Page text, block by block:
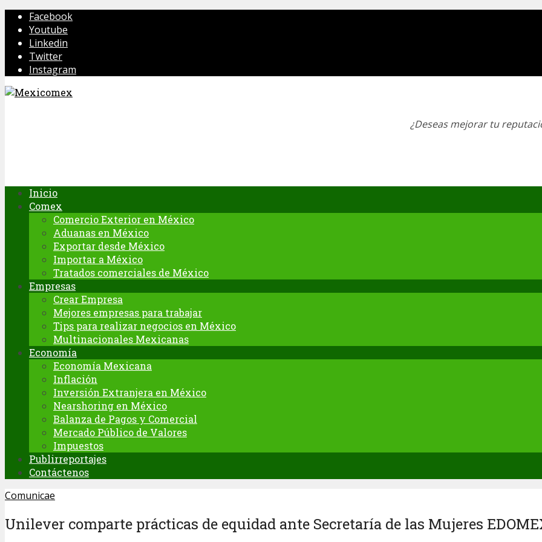
Facebook
Youtube
Linkedin
Twitter
Instagram
¿Deseas mejorar tu
Inicio
Comex
Comercio Exterior en México
Aduanas en México
Exportar desde México
Importar a México
Tratados comerciales de México
Empresas
Crear Empresa
Mejores empresas para trabajar
Tips para realizar negocios en México
Multinacionales Mexicanas
Economía
Economía Mexicana
Inflación
Inversión Extranjera en México
Nearshoring en México
Balanza de Pagos y Comercial
Mercado Público de Valores
Impuestos
Publirreportajes
Contáctenos
Comunicae
Unilever comparte prácticas de equidad ante Secretaría de las Mujeres